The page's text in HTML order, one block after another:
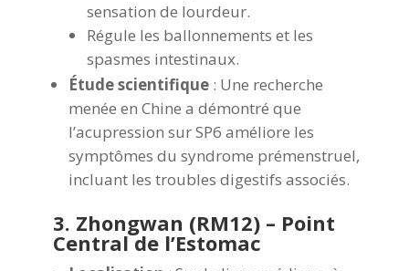
sensation de lourdeur.
Régule les ballonnements et les
spasmes intestinaux.
Étude scientifique: Une recherche
menée en Chine a démontré que
l’acupression sur SP6 améliore les
symptômes du syndrome prémenstruel,
incluant les troubles digestifs associés.
3. Zhongwan (RM12) – Point
Central de l’Estomac